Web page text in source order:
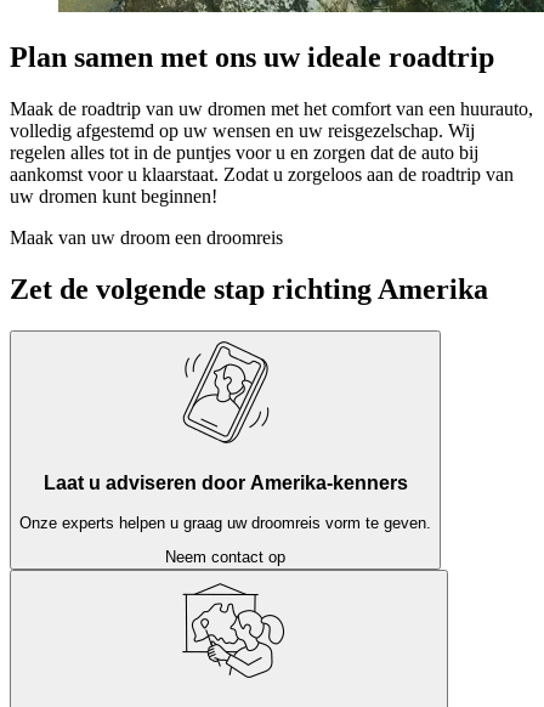
Plan samen met ons uw ideale roadtrip
Maak de roadtrip van uw dromen met het comfort van een huurauto,
volledig afgestemd op uw wensen en uw reisgezelschap. Wij
regelen alles tot in de puntjes voor u en zorgen dat de auto bij
aankomst voor u klaarstaat. Zodat u zorgeloos aan de roadtrip van
uw dromen kunt beginnen!
Maak van uw droom een droomreis
Zet de volgende stap richting Amerika
Laat u adviseren door Amerika-kenners
Onze experts helpen u graag uw droomreis vorm te geven.
Neem contact op